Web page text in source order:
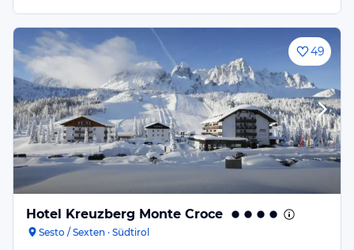
49
Hotel Kreuzberg Monte Croce
Sesto / Sexten · Südtirol